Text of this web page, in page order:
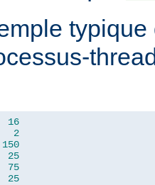
16
2
150
25
75
25